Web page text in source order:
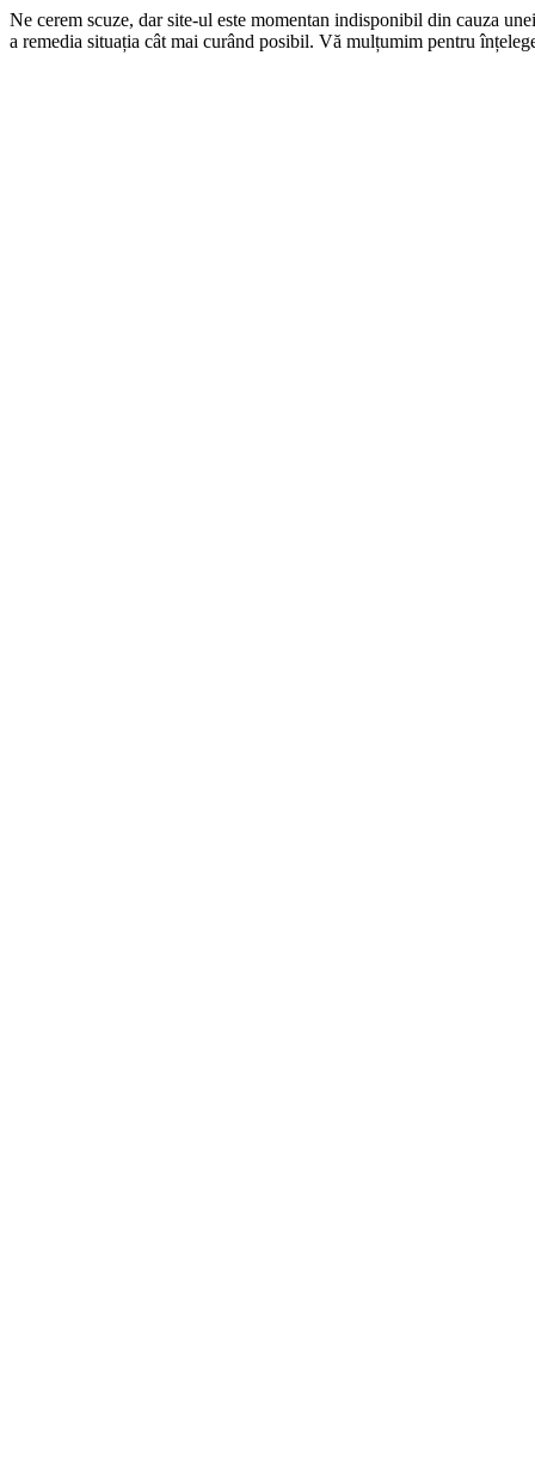
Ne cerem scuze, dar site-ul este momentan indisponibil din cauza
a remedia situația cât mai curând posibil. Vă mulțumim pentru